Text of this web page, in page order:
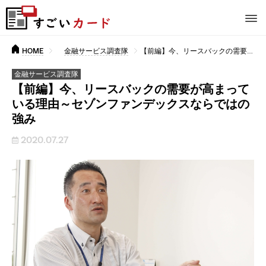
HOME 金融サービス調査隊 【前編】今、リースバックの需要が高まっている理由～セゾンファンデックスならではの強み
金融サービス調査隊
【前編】今、リースバックの需要が高まって
いる理由～セゾンファンデックスならではの
強み
2020.07.27